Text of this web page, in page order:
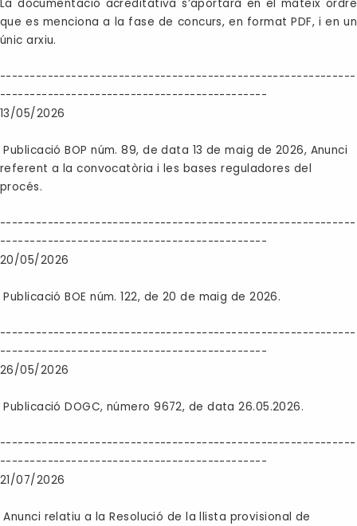
La documentació acreditativa s’aportarà en el mateix ordre
que es menciona a la fase de concurs, en format PDF, i en un
únic arxiu.
------------------------------------------------------------
---------------------------------------------
13/05/2026
Publicació BOP núm. 89, de data 13 de maig de 2026, Anunci
referent a la convocatòria i les bases reguladores del
procés.
------------------------------------------------------------
---------------------------------------------
20/05/2026
Publicació BOE núm. 122, de 20 de maig de 2026.
------------------------------------------------------------
---------------------------------------------
26/05/2026
Publicació DOGC, número 9672, de data 26.05.2026.
------------------------------------------------------------
---------------------------------------------
21/07/2026
Anunci relatiu a la Resolució de la llista provisional de